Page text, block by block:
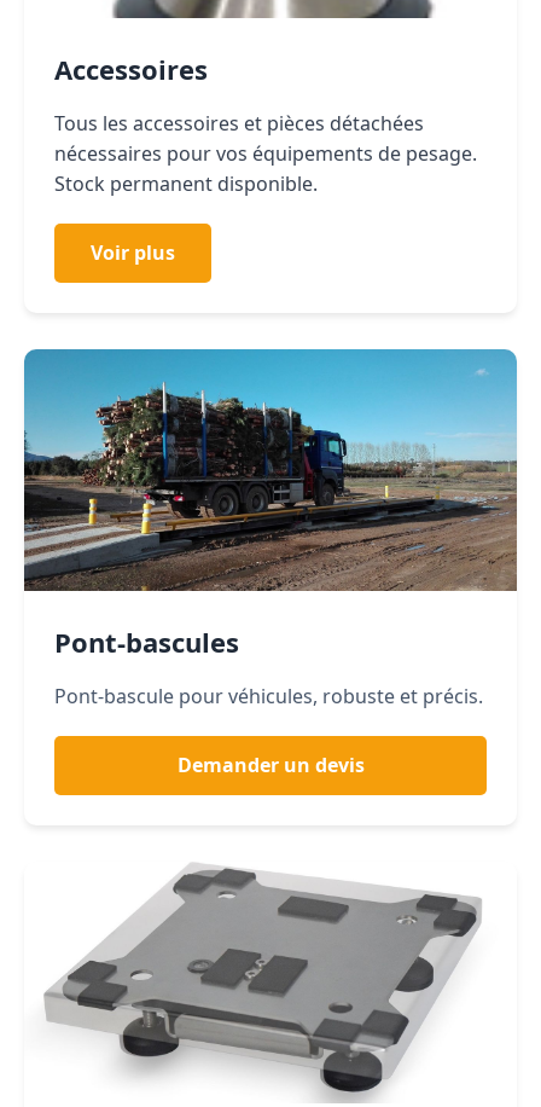
Accessoires
Tous les accessoires et pièces détachées
nécessaires pour vos équipements de pesage.
Stock permanent disponible.
Voir plus
Pont-bascules
Pont-bascule pour véhicules, robuste et précis.
Demander un devis